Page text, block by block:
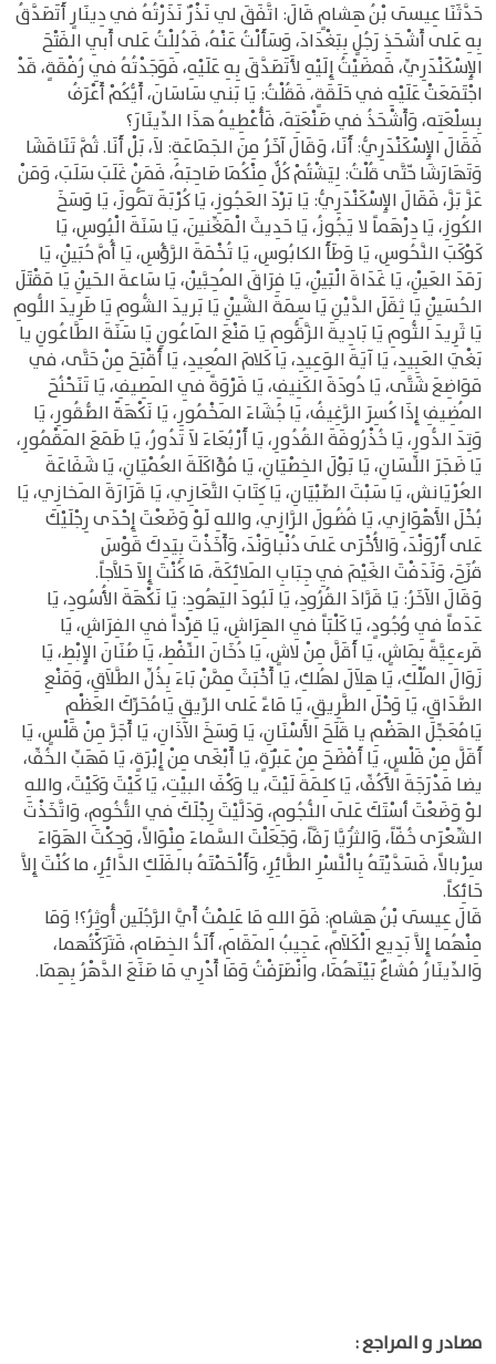
حَدَّثَنَا عِيسَى بْنُ هِشامٍ قَالَ: اتَّفَقَ لي نَذْرٌ نَذَرْتُهُ في دِينَارٍ أَتَصَدَّقُ
بِهِ عَلى أَشْحَذِ رَجُلٍ بِبَغْدَادَ، وَسَأَلْتُ عَنْهُ، فَدُلِلْتُ عَلى أَبِي الفَتْحَ
الإِسْكَنْدَرِيِّ، فَمضَيْتُ إِلَيْهِ لأَتَصَدَّقَ بِهِ عَلَيْهِ، فَوَجَدْتُهُ فِي رُفْقَةٍ، قَدْ
اجْتَمَعَتْ عَلَيْهِ في حَلَقَةٍ، فَقُلْتُ: يَا بَني سَاسَانَ، أَيُّكُمْ أَعْرَفُ
بِسِلْعَتِه، وَأَشْحَذُ في صَنْعَتِهَ، فَأُعْطِيهُ هذَا الدِّينَارَ؟
فَقَالَ الإِسْكَنْدَرِيُّ: أَنَا، وَقَالَ آخَرُ مِنَ الجَمَاعَةِ: لاَ، بَلْ أَنَا. ثُمَّ تَنَاقَشَا
وَتَهَارَشَا حّتَّى قُلْتُ: لِيَشْتُمْ كُلٌّ مِنْكُمَا صَاحِبَهُ، فَمَنْ غَلَبَ سَلَبَ، وَمَنْ
عَزَّ بَزَّ، فَقَالَ الإِسْكَنْدَرِيُّ: يَا بَرْدَ العَجُوزِ، يَا كُرْبَةَ تَمُّوزَ، يَا وَسَخَ
الكُوزِ، يَا دِرْهَماً لا يَجُوزُ، يَا حَدِيثَ الْمَغِّنينَ، يَا سَنَةَ الْبُوسِ، يَا
كَوْكَبَ النَّحُوسِ، يَا وَطَأَ الكابُوسِ، يَا تُخْمَةَ الرَّؤُسِ، يَا أُمَّ حُبَيْنِ، يَا
رَمَدَ العَيْنِ، يَا غَدَاةَ الْبَيْنِ، يَا فِرَاقَ المُحِبَّيْن، يَا سَاعةَ الحَيْنِ يَا مَقْتَلَ
الحُسَيْنِ يَا ثِقَلَ الدَّيْنِ يَا سِمَةَ الشَّيْنِ يَا بَريدَ الشُّومِ يَا طَرِيدَ اللُّومِ
يَا ثَرِيدَ الثُّومِ يَا بَادِيةَ الزَّقُّومِ يَا مَنْعَ المَاعُونِ يَا سَنَةَ الطَّاعُونِ يا
بَغْيَ العَبِيدِ، يَا آيَةَ الوَعِيدِ، يَا كَلامَ المُعِيدِ، يَا أَقْبَحَ مِنْ حَتَّى، في
مَوَاضِعَ شَتَّى، يَا دُودَةَ الكَنِيفِ، يَا فَرْوَةً فِي المَصِيفِ، يَا تَنَحْنُحَ
المُضِيفِ إِذَا كُسِرَ الرَّغِيفُ، يَا جُشَاءَ المَخْمُورِ، يَا نَكْهَةََ الصُّقُورِ، يَا
وَتِدَ الدُّورِ، يَا خُذْرُوفَةَ القُدُورِ، يَا أَرْبُعَاءَ لاَ تَدُورُ، يَا طَمَعَ المَقْمُورِ،
يَا ضَجَرَ اللِّسَانِ، يَا بَوْلَ الخِصْيَانِ، يَا مُؤَاكَلَةَ العُمْيَانِ، يَا شَفَاعَةَ
العُرْيَانش، يَا سَبْتَ الصِّبْيَانِ، يَا كِتَابَ التَّعَازِي، يَا قَرَارَةَ المَخازِي، يَا
بُخْلَ الأَهْوَازِي، يَا فُضُولَ الرَّازِي، واللهِ لَوْ وَضَعْتَ إِحْدَى رِجْلَيْكَ
عَلى أَرْوَنْدَ، وَالأُخْرَى عَلَى دُنْباوَنْدَ، وَأَخَذْتَ بِيَدِكَ قَوْسَ
قُزَحَ، وَنَدَفْتَ الغَيْمَ فِي جِبَابِ المَلائِكَةَ، مَا كُنْتَ إِلاَ حَلاَّجاً.
وَقَالَ الآخَرُ: يَا قَرَّادَ القُرُودِ، يَا لَبُودَ اليَهُودِ: يَا نَكْهَةَ الأُسُودِ، يَا
عَدَماً فِي وُجُودٍ، يَا كَلْبَاً فِي الهِرَاشِ، يَا قِرْداً فِي الفِرَاشِ، يَا
قَرءعِيَّةً بِمَاشٍ، يَا أَقَلَّ مِنْ لاشٍ، يَا دُخَانَ النِّفْطِ، يَا صُنَانَ الإِبْطِ، يَا
زَوَالَ المُلْكِ، يَا هِلاَلَ لهُلكِ، يَا أَخْبَثَ مِمَّنْ بَاءَ بِذُلِّ الطَّلاَقِ، وَمَنْعِ
الصَّدَاقِ، يَا وَحْلَ الطَّرِيقِ، يَا مَاءً عَلى الرِّيقِ يَامُحَرِّكَ العَظْمِ
يَامُعَجِّلَ الهَضْمِ يا قَلَحَ الأَسْنَانِ، يَا وَسَخَ الآذَانِ، يَا أَجَرَّ مِنْ قَلْسٍ، يَا
أَقَلَّ مِنْ فَلْسٍ، يَا أَفْضَحَ مِنْ عَبْرَةٍ، يَا أَبْغَى مِنْ إِبْرَةٍ، يَا مَهَبِّ الخُفِّ،
يضا مَدْرَجَةَ الأَكُفِّ، يَا كلِمَةَ لَيْتَ، يا وَكْفَ البيْتِ، يَا كَيْتَ وَكَيْتَ، واللهِ
لوْ وَضَعْتَ أسْتَكَ عَلَى النُّجُومِ، وَدَلَّيْتَ رِجْلَكَ في التُّخُومِ، وَاتَّخَذْتَ
الشِّعْرَى خُفّاً، وَالثُرَيَّا رَفَّاً، وَجَعَلْتَ السَّماءَ مِنْوَالاً، وَحِكْتَ الهَوَاءَ
سِرْبالاً، فَسَدَّيْتَهُ بِالْنَّسْرِ الطَّائِرِ، وَأَلْحَمْتَهُ بالفَلَكِ الدَّائِرِ، ما كُنْتَ إِلاَّ
حَائِكاً.
قَالَ عِيسَى بْنُ هِشامٍ: فَوَ اللهِ مَا عَلِمْتُ أَيَّ الرَّجُلَين أُوثِرُ؟! وَمَا
مِنْهُما إِلاَّ بَدِيع الْكَلاَمِ، عَجِيبُ المَقَامِ، أَلَدُّ الخِصَامِ، فَتَرَكْتُهما،
وَالدِّينَارُ مُشاعٌ بَيْنَهُمَا، وانْصَرَفْتُ وَمَا أَدْرِي مَا صَنَعَ الدَّهْرُ بِهِمَا.
مصادر و المراجع :